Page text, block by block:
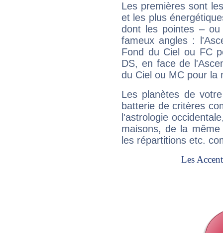
Les premières sont
et les plus
dont les pointes –
fameux angles :
Fond du Ciel ou FC
DS, en face de
du Ciel ou MC pour la
Les planètes de
batterie de critères
l'astrologie
maisons, de la
les répartitions etc.